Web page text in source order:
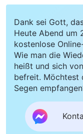
Dank sei Gott,
Heute Abend um
kostenlose
Wie man die
heißt und sich
befreit. Möchtest
Segen